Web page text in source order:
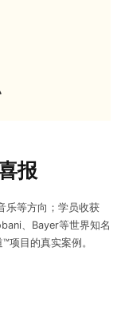
报
乐等方向；学员收获
、Bayer等世界知名
项目的真实案例。